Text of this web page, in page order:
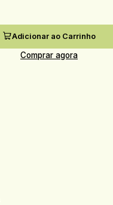
Adicionar ao Carrinho
Comprar agora